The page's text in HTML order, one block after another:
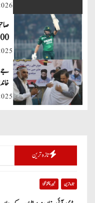
a
v
i
g
a
o
n
100 چھکے لگانے والے پہلے
جے
شامل
تازہ ترین
تازہ ترین خیبر پختونخوا